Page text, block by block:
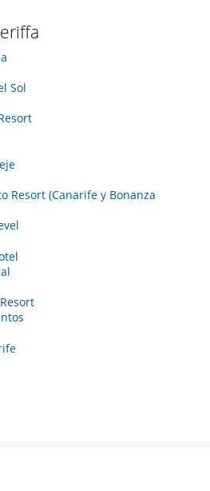
Sol
Resort (Canarife y Bonanza